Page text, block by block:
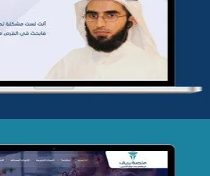
تطوير موقع المدرب ياسر
التفاصيل